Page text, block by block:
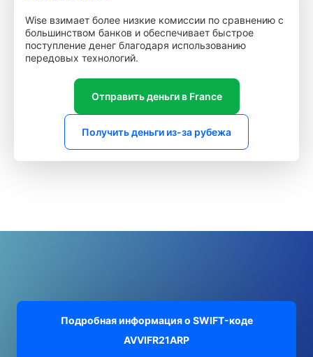
Wise взимает более низкие комиссии по сравнению с
большинством банков и обеспечивает быстрое
поступление денег благодаря использованию
передовых технологий.
Отправить деньги в France
Получить деньги из-за рубежа
Подробная информация о SWIFT-коде
AVVIFR21ARP